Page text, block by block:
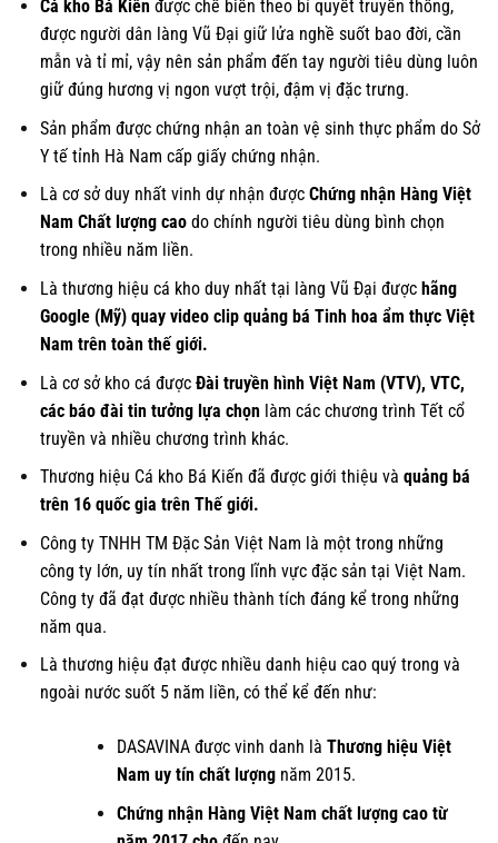
Cá kho Bá Kiến được chế biến theo bí quyết truyền thống,
được người dân làng Vũ Đại giữ lửa nghề suốt bao đời, cần
mẫn và tỉ mỉ, vậy nên sản phẩm đến tay người tiêu dùng luôn
giữ đúng hương vị ngon vượt trội, đậm vị đặc trưng.
Sản phẩm được chứng nhận an toàn vệ sinh thực phẩm do Sở
Y tế tỉnh Hà Nam cấp giấy chứng nhận.
Là cơ sở duy nhất vinh dự nhận được Chứng nhận Hàng Việt
Nam Chất lượng caodo chính người tiêu dùng bình chọn
trong nhiều năm liền.
Là thương hiệu cá kho duy nhất tại làng Vũ Đại được hãng
Google (Mỹ) quay video clip quảng bá Tinh hoa ẩm thực Việt
Nam trên toàn thế giới.
Là cơ sở kho cá được Đài truyền hình Việt Nam (VTV), VTC,
các báo đài tin tưởng lựa chọn làm các chương trình Tết cổ
truyền và nhiều chương trình khác.
Thương hiệu Cá kho Bá Kiến đã được giới thiệu và quảng bá
trên 16 quốc gia trên Thế giới.
Công ty TNHH TM Đặc Sản Việt Nam là một trong những
công ty lớn, uy tín nhất trong lĩnh vực đặc sản tại Việt Nam.
Công ty đã đạt được nhiều thành tích đáng kể trong những
năm qua.
Là thương hiệu đạt được nhiều danh hiệu cao quý trong và
ngoài nước suốt 5 năm liền, có thể kể đến như:
DASAVINA được vinh danh là Thương hiệu Việt
Nam uy tín chất lượngnăm 2015.
Chứng nhận Hàng Việt Nam chất lượng cao từ